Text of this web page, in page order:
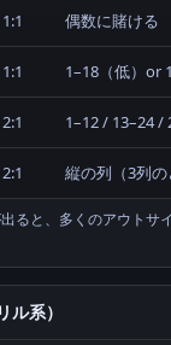
1:1 偶数に賭ける
1:1 1–18（低）or
2:1 1–12 / 13–24 /
2:1 縦の列（3列の
ると、多くのアウトサ
ル系）